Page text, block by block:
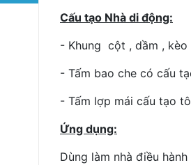
Cấu tạo Nhà di động:
- Khung cột , dầm ,
- Tấm bao che có cấu
- Tấm lợp mái cấu tạo
Ứng dụng:
Dùng làm nhà điều